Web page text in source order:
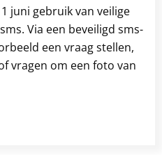
juni gebruik van veilige
Via een beveiligd sms-
een vraag stellen,
vragen om een foto van